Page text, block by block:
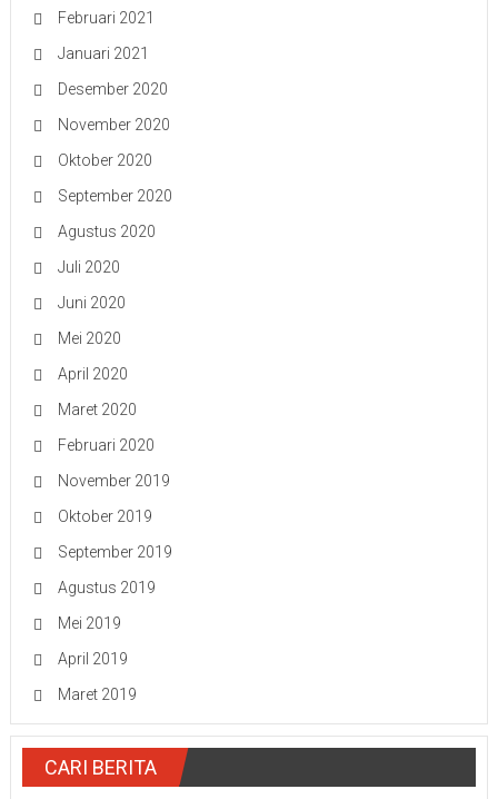
Februari 2021
Januari 2021
Desember 2020
November 2020
Oktober 2020
September 2020
Agustus 2020
Juli 2020
Juni 2020
Mei 2020
April 2020
Maret 2020
Februari 2020
November 2019
Oktober 2019
September 2019
Agustus 2019
Mei 2019
April 2019
Maret 2019
CARI BERITA